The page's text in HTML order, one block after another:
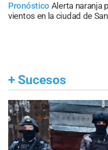
Pronóstico Alerta naranja
vientos en la ciudad de
+ Sucesos